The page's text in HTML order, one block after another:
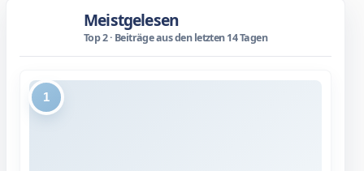
Meistgelesen
Top 2 · Beiträge aus den letzten 14 Tagen
1